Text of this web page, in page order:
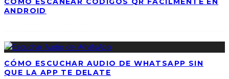
ANDROID
CÓMO ESCUCHAR AUDIO DE WHATSAPP SIN
QUE LA APP TE DELATE